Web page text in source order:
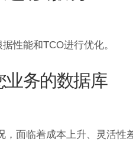
性能和TCO进行优化。
业务的数据库
面临着成本上升、灵活性